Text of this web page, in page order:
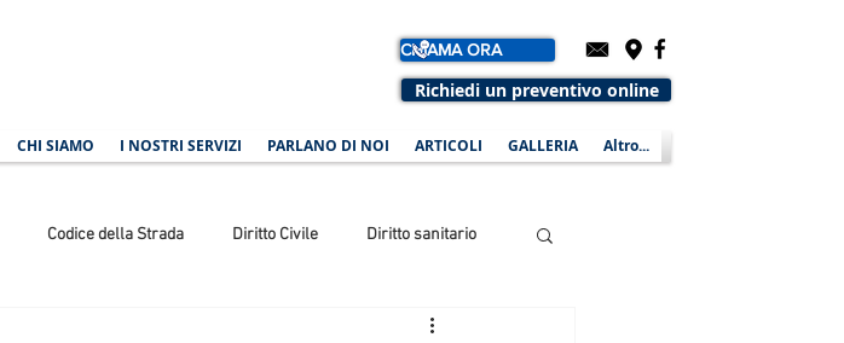
CHIAMA ORA
Richiedi un preventivo online
CHI SIAMO I NOSTRI SERVIZI PARLANO DI NOI ARTICOLI GALLERIA Altro...
Codice della Strada Diritto Civile Diritto sanitario